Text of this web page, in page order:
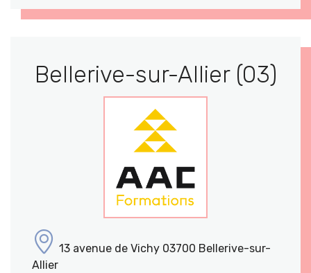
Bellerive-sur-Allier (03)
13 avenue de Vichy 03700 Bellerive-sur-
Allier